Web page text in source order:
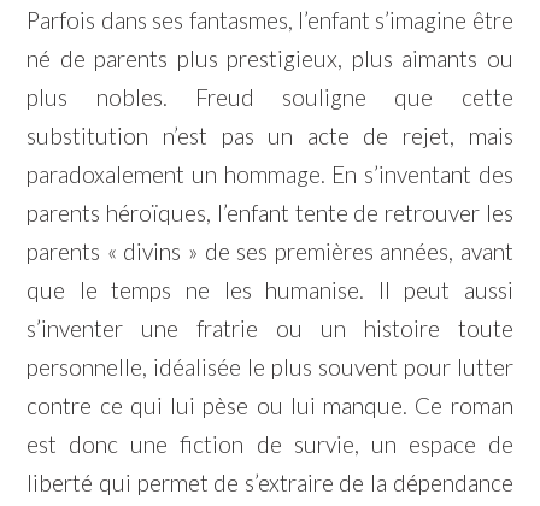
Parfois dans ses fantasmes, l’enfant s’imagine être
né de parents plus prestigieux, plus aimants ou
plus nobles. Freud souligne que cette
substitution n’est pas un acte de rejet, mais
paradoxalement un hommage. En s’inventant des
parents héroïques, l’enfant tente de retrouver les
parents « divins » de ses premières années, avant
que le temps ne les humanise. Il peut aussi
s’inventer une fratrie ou un histoire toute
personnelle, idéalisée le plus souvent pour lutter
contre ce qui lui pèse ou lui manque. Ce roman
est donc une fiction de survie, un espace de
liberté qui permet de s’extraire de la dépendance